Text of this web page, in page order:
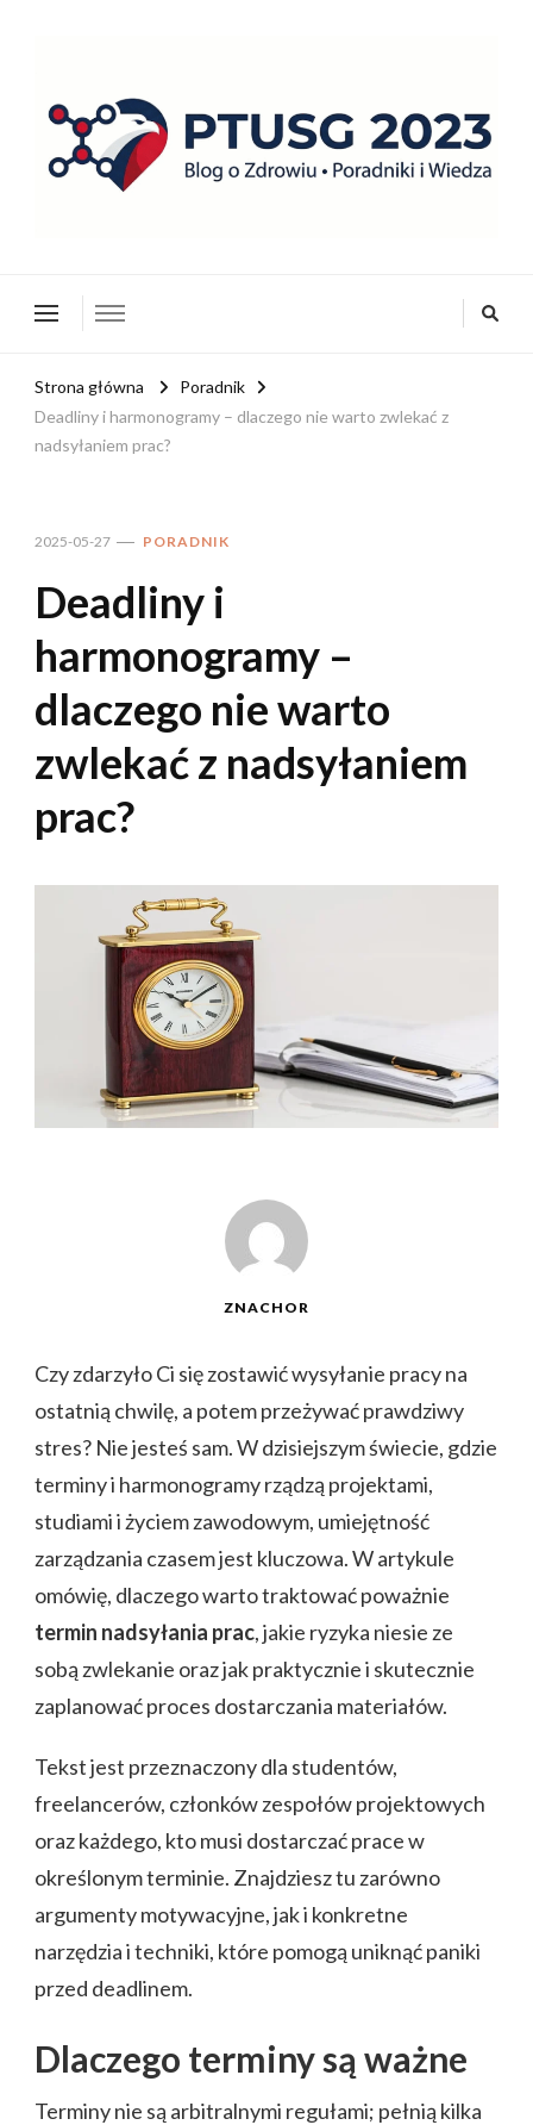
Strona główna
Poradnik
Deadliny i harmonogramy – dlaczego nie warto zwlekać z
nadsyłaniem prac?
2025-05-27 PORADNIK
Deadliny i
harmonogramy –
dlaczego nie warto
zwlekać z nadsyłaniem
prac?
ZNACHOR
Czy zdarzyło Ci się zostawić wysyłanie pracy na
ostatnią chwilę, a potem przeżywać prawdziwy
stres? Nie jesteś sam. W dzisiejszym świecie, gdzie
terminy i harmonogramy rządzą projektami,
studiami i życiem zawodowym, umiejętność
zarządzania czasem jest kluczowa. W artykule
omówię, dlaczego warto traktować poważnie
termin nadsyłania prac, jakie ryzyka niesie ze
sobą zwlekanie oraz jak praktycznie i skutecznie
zaplanować proces dostarczania materiałów.
Tekst jest przeznaczony dla studentów,
freelancerów, członków zespołów projektowych
oraz każdego, kto musi dostarczać prace w
określonym terminie. Znajdziesz tu zarówno
argumenty motywacyjne, jak i konkretne
narzędzia i techniki, które pomogą uniknąć paniki
przed deadlinem.
Dlaczego terminy są ważne
Terminy nie są arbitralnymi regułami; pełnią kilka